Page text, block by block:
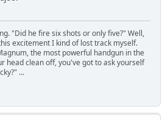
"Did he fire six shots or only five?" Well,
excitement I kind of lost track myself.
the most powerful handgun in the
head clean off, you've got to ask yourself
...